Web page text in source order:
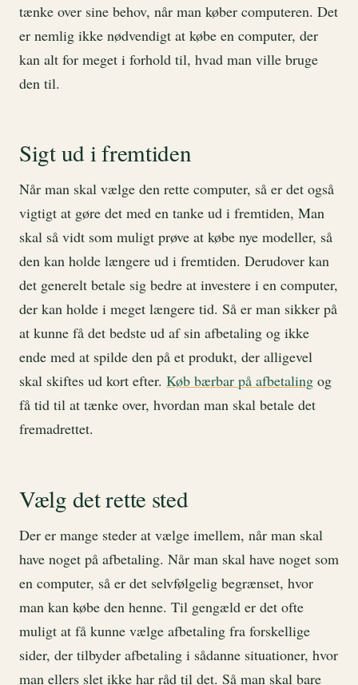
tænke over sine behov, når man køber computeren. Det
er nemlig ikke nødvendigt at købe en computer, der
kan alt for meget i forhold til, hvad man ville bruge
den til.
Sigt ud i fremtiden
Når man skal vælge den rette computer, så er det også
vigtigt at gøre det med en tanke ud i fremtiden, Man
skal så vidt som muligt prøve at købe nye modeller, så
den kan holde længere ud i fremtiden. Derudover kan
det generelt betale sig bedre at investere i en computer,
der kan holde i meget længere tid. Så er man sikker på
at kunne få det bedste ud af sin afbetaling og ikke
ende med at spilde den på et produkt, der alligevel
skal skiftes ud kort efter. Køb bærbar på afbetaling og
få tid til at tænke over, hvordan man skal betale det
fremadrettet.
Vælg det rette sted
Der er mange steder at vælge imellem, når man skal
have noget på afbetaling. Når man skal have noget som
en computer, så er det selvfølgelig begrænset, hvor
man kan købe den henne. Til gengæld er det ofte
muligt at få kunne vælge afbetaling fra forskellige
sider, der tilbyder afbetaling i sådanne situationer, hvor
man ellers slet ikke har råd til det. Så man skal bare